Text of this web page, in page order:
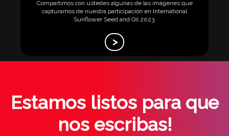
Compartimos con ustedes algunas de las imágenes que
capturamos de nuestra participación en International
Sunflower Seed and Oil 2023.
>
Estamos listos para que
nos escribas!